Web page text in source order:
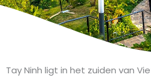
Tay Ninh ligt in het zuiden van